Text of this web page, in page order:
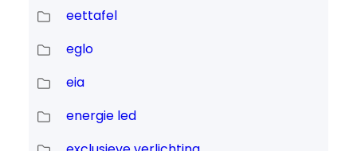
eettafel
eglo
eia
energie led